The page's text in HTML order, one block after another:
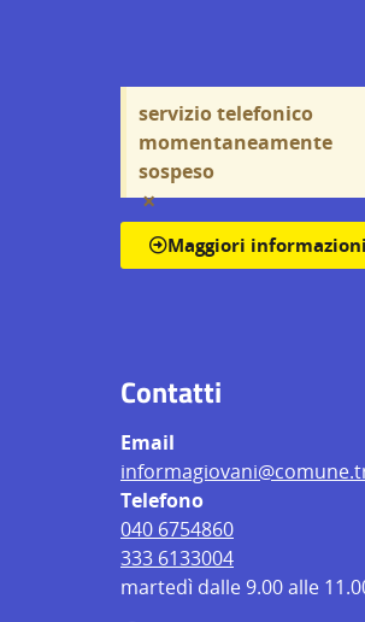
servizio telefonico
momentaneamente
sospeso
×
Maggiori informazioni
Contatti
Email
Telefono
040 6754860
333 6133004
martedì dalle 9.00 alle